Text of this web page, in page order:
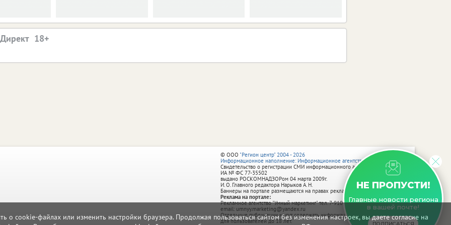
о cookie-файлах или изменить настройки браузера. Продолжая пользоваться сайтом без изменения настроек, вы даете согласие на
НЕ ПРОПУСТИ!
Главные новости региона
в вашей почте!
© ООО "Регион центр" 2004 - 2026
Информационное наполнение: Информационное агентство vRossii.ru
Свидетельство о регистрации СМИ информационного агентства vRossii.ru
ИА № ФС 77‑35502
выдано РОСКОМНАДЗОРом 04 марта 2009г.
И. О. Главного редактора Нарыков А. Н.
Баннеры на портале размещаются на правах рекламы.
Реклама на портале:
Рекламное агентство "Умный маркетинг" тел. 7-910-267-70-40,
email: umnyy.marketing@yandex.ru
Отдельные публикации могут содержать информацию, не предназначенную
для пользователей до 18 лет.